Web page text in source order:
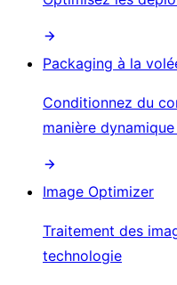
Packaging à la
Conditionnez du
manière
Image Optimizer
Traitement des
technologie